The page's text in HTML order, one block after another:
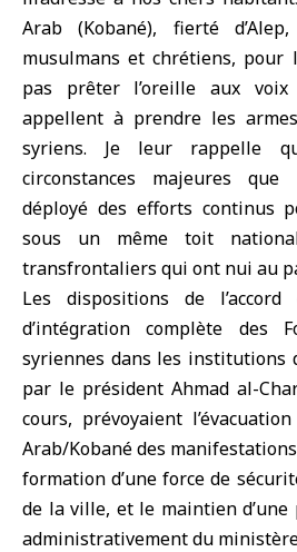
Arab (Kobané), fierté
musulmans et chrétiens, pour
pas prêter l’oreille aux
appellent à prendre les
syriens. Je leur rappelle
circonstances majeures
déployé des efforts continus
sous un même toit
transfrontaliers qui ont nui au
Les dispositions de
d’intégration complète des
syriennes dans les institutions
par le président Ahmad al-
cours, prévoyaient
Arab/Kobané des
formation d’une force de
de la ville, et le maintien
administrativement du